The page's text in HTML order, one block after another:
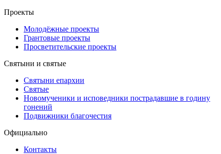
Проекты
Молодёжные проекты
Грантовые проекты
Просветительские проекты
Святыни и святые
Святыни епархии
Святые
Новомученики и исповедники пострадавшие в годину
гонений
Подвижники благочестия
Официально
Контакты